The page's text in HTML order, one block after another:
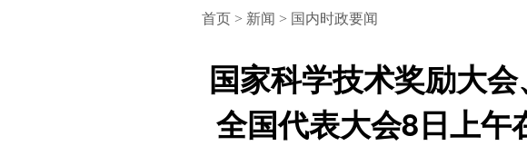
首页 > 新闻 > 国内时政要闻
国家科学技术奖励大
全国代表大会8日上午